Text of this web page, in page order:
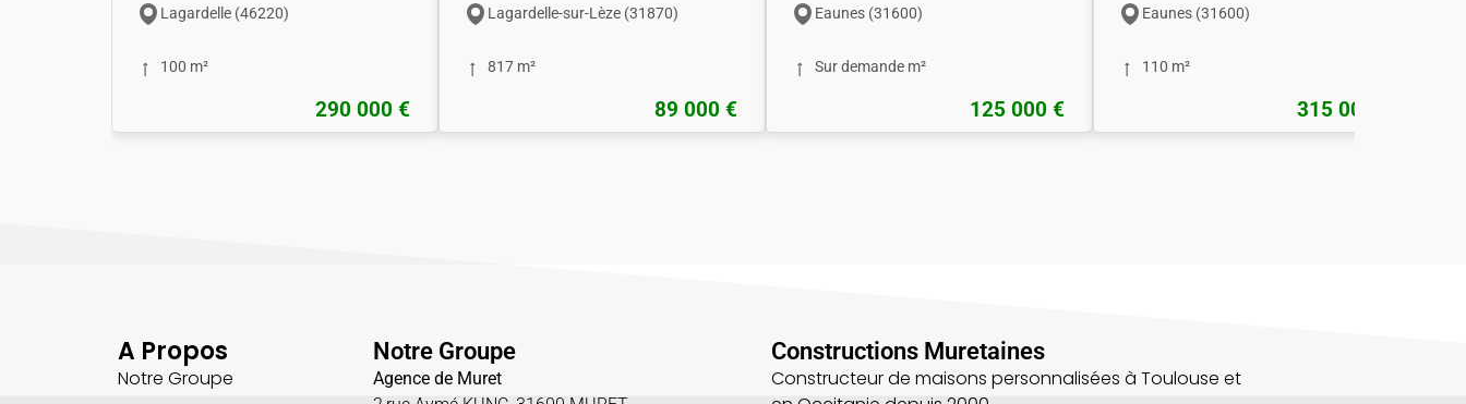
Lagardelle (46220)
100 m²
290 000 €
Lagardelle-sur-Lèze (31870)
817 m²
89 000 €
Eaunes (31600)
Sur demande m²
125 000 €
Eaunes (31600)
110 m²
315 000 €
A Propos
Notre Groupe
Notre Groupe
Agence de Muret
Constructions Muretaines
Constructeur de maisons personnalisées à Toulouse et